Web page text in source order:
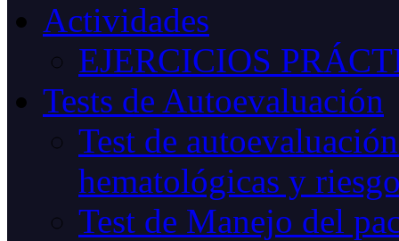
Actividades
EJERCICIOS
Tests de Autoevaluación
Test de
hematológicas y
Test de Manejo del